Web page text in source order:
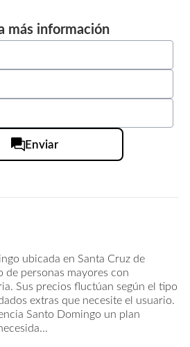
más información
Enviar
ubicada en Santa Cruz de
de personas mayores con
Sus precios fluctúan según el tipo
extras que necesite el usuario.
Santo Domingo un plan